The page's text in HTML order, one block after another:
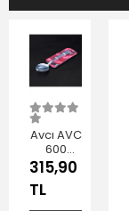
Avcı AVC
600
Yakamoz
Yemek
Kaşığı 6'lı
315,90
TL